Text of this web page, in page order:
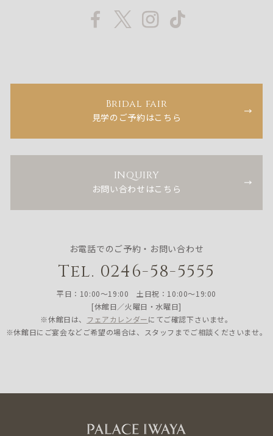
Bridal fair
見学のご予約はこちら
INQUIRY
お問い合わせはこちら
お電話でのご予約・お問い合わせ
Tel. 0246-58-5555
平日：10:00〜19:00 土日祝：10:00〜19:00
[休館日／火曜日・水曜日]
※休館日は、 フェアカレンダーにてご確認下さいませ。
※休館日にご宴会などご希望の場合は、スタッフまでご相談くださいませ。